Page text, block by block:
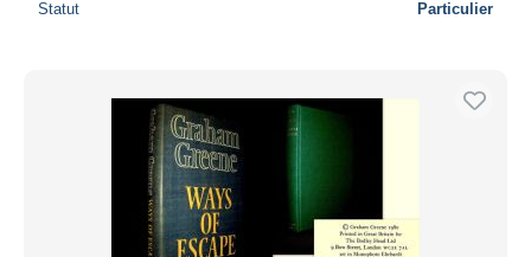
Statut Particulier